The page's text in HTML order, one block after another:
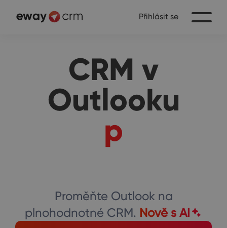
Přihlásit se
CRM v
Outlooku
propojí
kalendáře
Proměňte Outlook na
plnohodnotné CRM. Nově s AI